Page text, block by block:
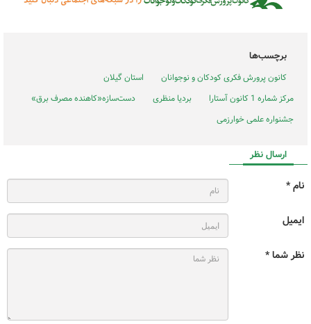
برچسب‌ها
کانون پرورش فکری کودکان و نوجوانان
استان گیلان
مرکز شماره 1 کانون آستارا
بردیا منظری
دست‌سازه«کاهنده مصرف برق»
جشنواره علمی خوارزمی
ارسال نظر
نام *
ایمیل
نظر شما *